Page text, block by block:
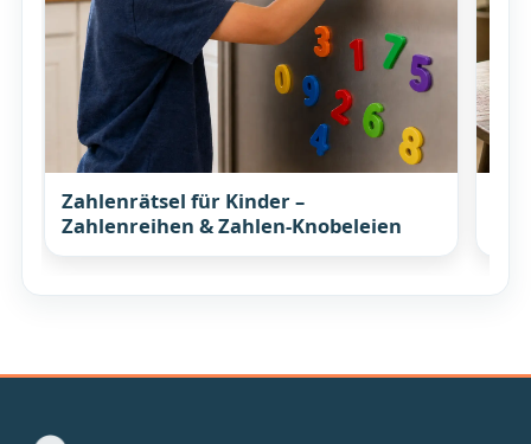
Zahlenrätsel für Kinder –
Zahlenreihen & Zahlen-Knobeleien